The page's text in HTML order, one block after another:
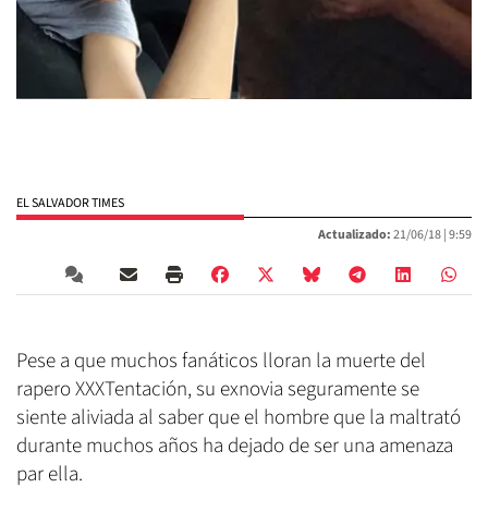
EL SALVADOR TIMES
Actualizado:21/06/18 |9:59
Pese a que muchos fanáticos lloran la muerte del
rapero XXXTentación, su exnovia seguramente se
siente aliviada al saber que el hombre que la maltrató
durante muchos años ha dejado de ser una amenaza
par ella.